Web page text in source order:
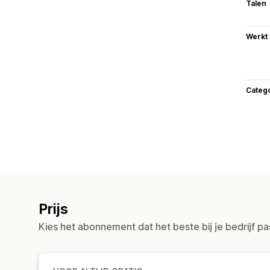
Talen
Werkt
Prijs
Kies het abonnement dat het beste bij je bedrijf